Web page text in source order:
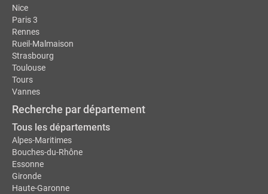
Nice
Paris 3
Rennes
Rueil-Malmaison
Strasbourg
Toulouse
Tours
Vannes
Recherche par département
Tous les départements
Alpes-Maritimes
Bouches-du-Rhône
Essonne
Gironde
Haute-Garonne